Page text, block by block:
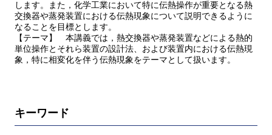
します。また，化学工業において特に伝熱操作が重要となる熱
交換器や蒸発装置における伝熱現象について説明できるように
なることを目標とします。
【テーマ】 本講義では，熱交換器や蒸発装置などによる熱的
単位操作とそれら装置の設計法、および装置内における伝熱現
象，特に相変化を伴う伝熱現象をテーマとして扱います。
キーワード